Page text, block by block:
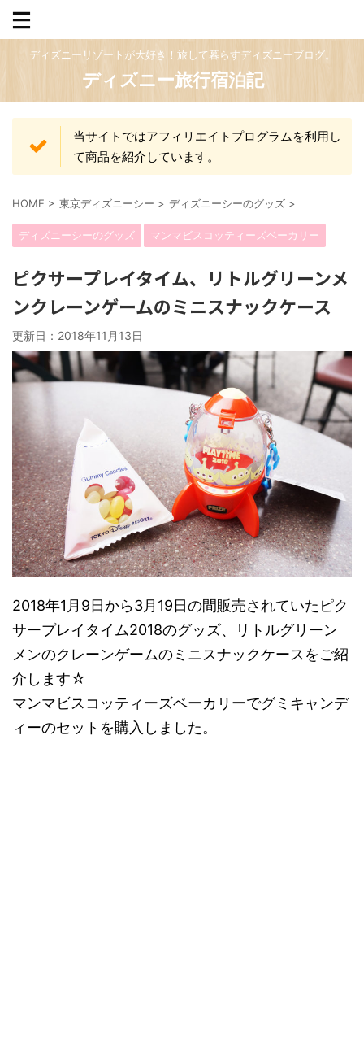
ディズニーリゾートが大好き！旅して暮らすディズニーブログ。
ディズニー旅行宿泊記
当サイトではアフィリエイトプログラムを利用し
て商品を紹介しています。
HOME > 東京ディズニーシー > ディズニーシーのグッズ >
ディズニーシーのグッズ マンマビスコッティーズベーカリー
ピクサープレイタイム、リトルグリーンメ
ンクレーンゲームのミニスナックケース
更新日： 2018年11月13日
2018年1月9日から3月19日の間販売されていたピク
サープレイタイム2018のグッズ、リトルグリーン
メンのクレーンゲームのミニスナックケースをご紹
介します☆
マンマビスコッティーズベーカリーでグミキャンデ
ィーのセットを購入しました。